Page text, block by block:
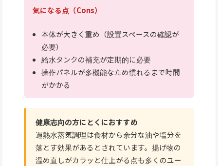
気になる点（Cons）
本体が大きく重め（設置スペースの確認が
必要）
給水タンクの補充が定期的に必要
操作パネルが多機能なため慣れるまで時間
がかかる
健康志向の方にとくにおすすめ
過熱水蒸気調理は食材から余分な油や塩分を
落とす効果があるとされています。揚げ物の
温め直しがカラッと仕上がる点も多くのユー